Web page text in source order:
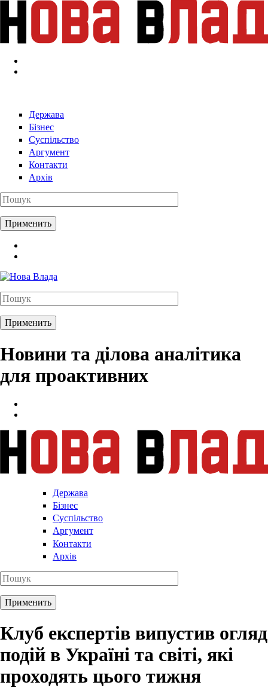
Перейти к основному содержанию
Держава
Бізнес
Суспільство
Аргумент
Контакти
Архів
Новини та ділова аналітика
для проактивних
Держава
Бізнес
Суспільство
Аргумент
Контакти
Архів
Клуб експертів випустив огляд
подій в Україні та світі, які
проходять цього тижня